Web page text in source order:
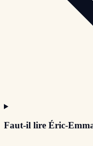
Faut-il lire Éric-